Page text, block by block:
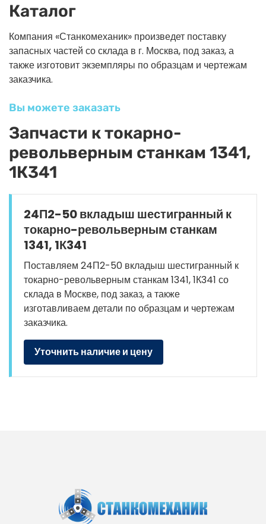
Каталог
Компания «Станкомеханик» произведет поставку
запасных частей со склада в г. Москва, под заказ, а
также изготовит экземпляры по образцам и чертежам
заказчика.
Вы можете заказать
Запчасти к токарно-
револьверным станкам 1341,
1К341
24П2-50 вкладыш шестигранный к
токарно-револьверным станкам
1341, 1К341
Поставляем 24П2-50 вкладыш шестигранный к
токарно-револьверным станкам 1341, 1К341 со
склада в Москве, под заказ, а также
изготавливаем детали по образцам и чертежам
заказчика.
Уточнить наличие и цену